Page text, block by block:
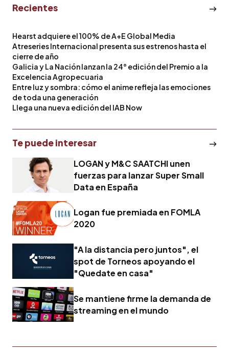
Recientes
Hearst adquiere el 100% de A+E Global Media
Atreseries Internacional presenta sus estrenos hasta el
cierre de año
Galicia y La Nación lanzan la 24° edición del Premio a la
Excelencia Agropecuaria
Entre luz y sombra: cómo el anime refleja las emociones
de toda una generación
Llega una nueva edición del IAB Now
Te puede interesar
LOGAN y M&C SAATCHI unen
fuerzas para lanzar Super Small
Data en España
Logan fue premiada en FOMLA
2020
"A la distancia pero juntos", el
spot de Torneos apoyando el
"Quedate en casa"
Se mantiene firme la demanda de
streaming en el mundo